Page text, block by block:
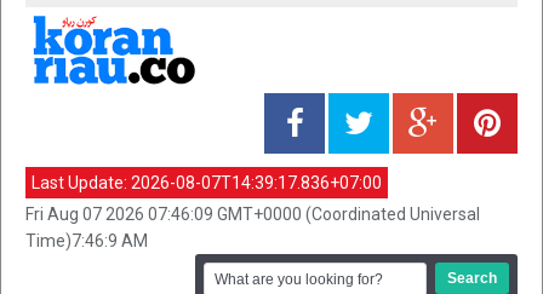
Last Update: 2026-08-07T14:39:17.836+07:00
Fri Aug 07 2026 07:46:09 GMT+0000 (Coordinated Universal
Time)7:46:9 AM